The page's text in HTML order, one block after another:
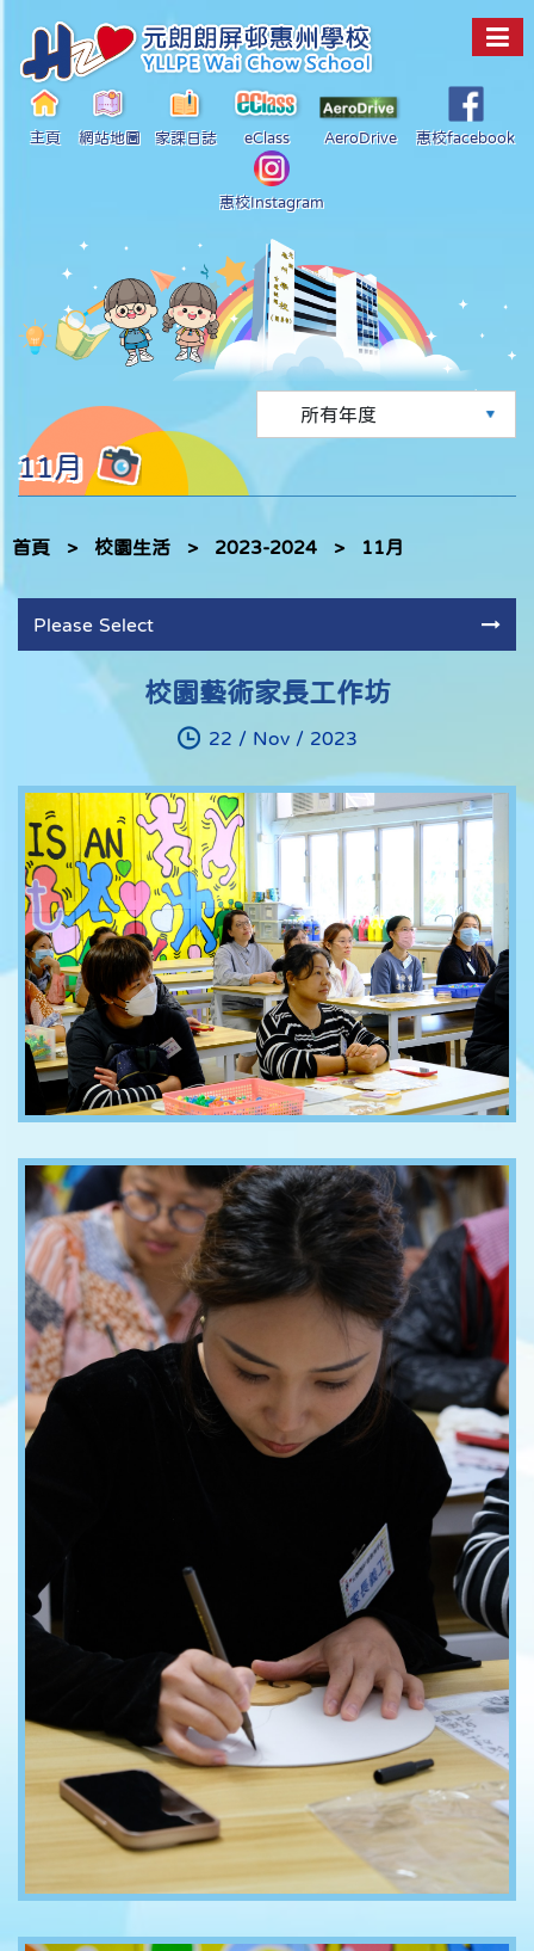
主頁 網站地圖 家課日誌 eClass AeroDrive 惠校facebook
惠校Instagram
11月
首頁 > 校園生活 > 2023-2024 > 11月
Please Select
校園藝術家長工作坊
22 / Nov / 2023